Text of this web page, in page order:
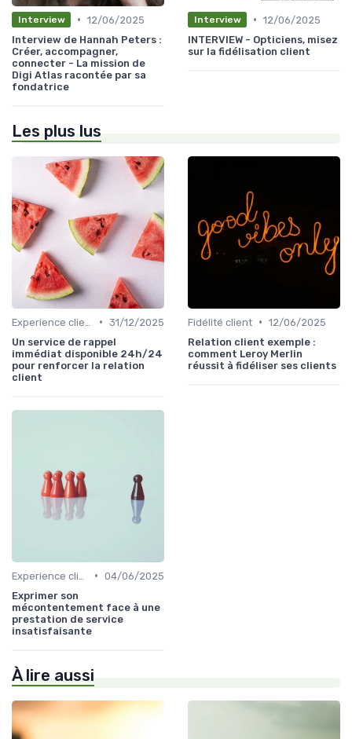
Interview • 12/06/2025
Interview de Hannah Peters :
Créer, accompagner,
connecter - La mission de
Digi Atlas racontée par sa
fondatrice
Interview • 12/06/2025
INTERVIEW - Opticiens, misez
sur la fidélisation client
Les plus lus
• 31/12/2025
Un service de rappel
immédiat disponible 24h/24
pour renforcer la relation
client
Fidélité client • 12/06/2025
Relation client exemple :
comment Leroy Merlin
réussit à fidéliser ses clients
• 04/06/2025
Exprimer son
mécontentement face à une
prestation de service
insatisfaisante
À lire aussi